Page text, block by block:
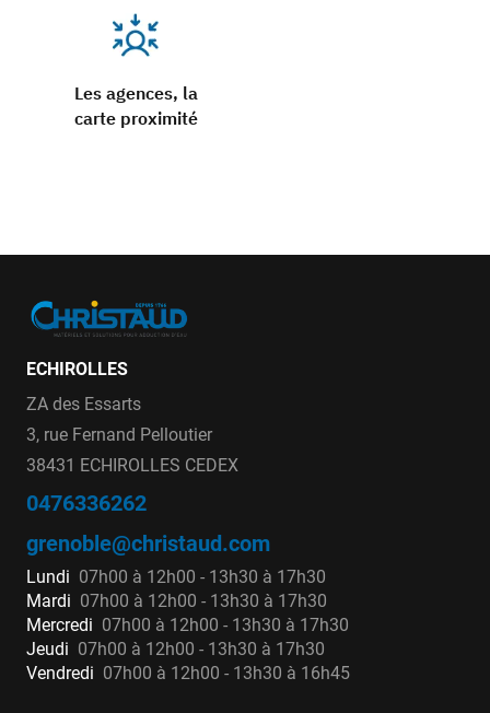
Les agences, la
carte proximité
ECHIROLLES
ZA des Essarts
3, rue Fernand Pelloutier
38431 ECHIROLLES CEDEX
0476336262
grenoble@christaud.com
Lundi 07h00 à 12h00 - 13h30 à 17h30
Mardi 07h00 à 12h00 - 13h30 à 17h30
Mercredi 07h00 à 12h00 - 13h30 à 17h30
Jeudi 07h00 à 12h00 - 13h30 à 17h30
Vendredi 07h00 à 12h00 - 13h30 à 16h45